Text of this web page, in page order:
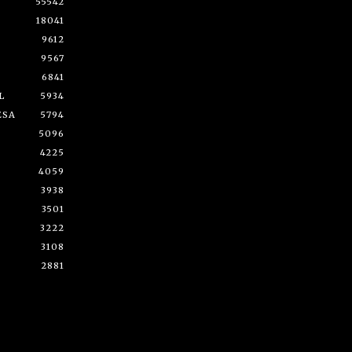
18041
9612
9567
6841
5934
5794
5096
4225
4059
3938
3501
3222
3108
2881